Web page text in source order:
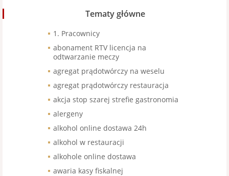
Tematy główne
1. Pracownicy
abonament RTV licencja na
odtwarzanie meczy
agregat prądotwórczy na weselu
agregat prądotwórczy restauracja
akcja stop szarej strefie gastronomia
alergeny
alkohol online dostawa 24h
alkohol w restauracji
alkohole online dostawa
awaria kasy fiskalnej